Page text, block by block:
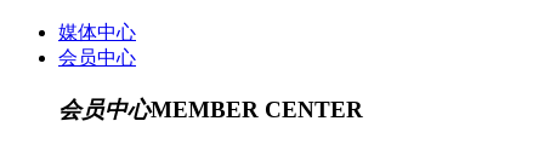
媒体中心
会员中心
会员中心MEMBER CENTER